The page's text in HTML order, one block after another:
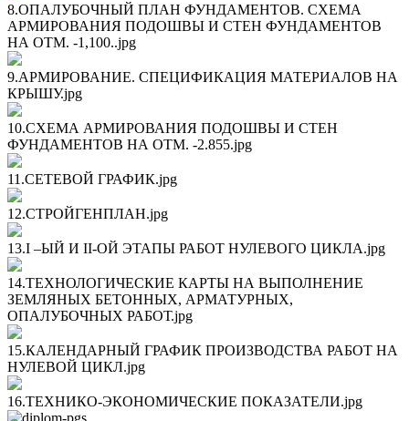
8.ОПАЛУБОЧНЫЙ ПЛАН ФУНДАМЕНТОВ. СХЕМА
АРМИРОВАНИЯ ПОДОШВЫ И СТЕН ФУНДАМЕНТОВ
НА ОТМ. -1,100..jpg
9.АРМИРОВАНИЕ. СПЕЦИФИКАЦИЯ МАТЕРИАЛОВ НА
КРЫШУ.jpg
10.СХЕМА АРМИРОВАНИЯ ПОДОШВЫ И СТЕН
ФУНДАМЕНТОВ НА ОТМ. -2.855.jpg
11.СЕТЕВОЙ ГРАФИК.jpg
12.СТРОЙГЕНПЛАН.jpg
13.I –ЫЙ И II-ОЙ ЭТАПЫ РАБОТ НУЛЕВОГО ЦИКЛА.jpg
14.ТЕХНОЛОГИЧЕСКИЕ КАРТЫ НА ВЫПОЛНЕНИЕ
ЗЕМЛЯНЫХ БЕТОННЫХ, АРМАТУРНЫХ,
ОПАЛУБОЧНЫХ РАБОТ.jpg
15.КАЛЕНДАРНЫЙ ГРАФИК ПРОИЗВОДСТВА РАБОТ НА
НУЛЕВОЙ ЦИКЛ.jpg
16.ТЕХНИКО-ЭКОНОМИЧЕСКИЕ ПОКАЗАТЕЛИ.jpg